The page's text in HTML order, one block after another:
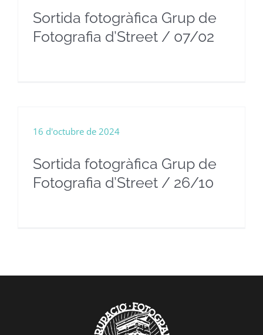
Sortida fotogràfica Grup de
Fotografia d’Street / 07/02
Sortida fotogràfica Grup de
Fotografia d’Street / 26/10
16 d'octubre de 2024